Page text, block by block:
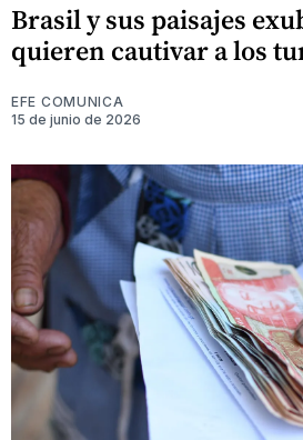
Brasil y sus paisajes
quieren cautivar a los
EFE COMUNICA
15 de junio de 2026